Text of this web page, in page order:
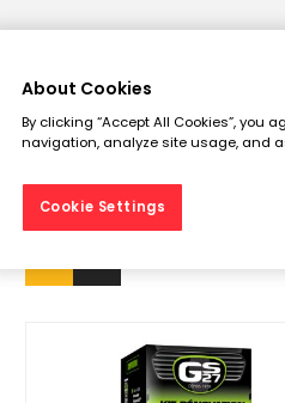
GS27
About Cookies
By clicking “Accept All Cookies”, you
navigation, analyze site usage, and
Cookie Settings